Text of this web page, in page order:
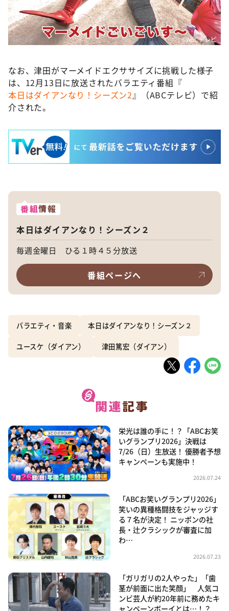
©️ABCテレビ
なお、津田がマーメイドエクササイズに挑戦した様子
は、12月13日に放送されたバラエティ番組『
本日はダイアンなり！シーズン2』（ABCテレビ）で紹
介された。
番組情報
本日はダイアンなり！シーズン２
毎週金曜日 ひる１時４５分放送
番組ページへ
バラエティ・音楽 本日はダイアンなり！シーズン２
ユースケ（ダイアン） 津田篤宏（ダイアン）
栄光は誰の手に！？「ABCお笑
いグランプリ2026」決戦は
7/26（日）生放送！ 優勝者予想
キャンペーンも実施中！
2026.07.24
「ABCお笑いグランプリ2026」
笑いの異種格闘技をジャッジす
る７名が決定！ ニッポンの社
長・辻クラシックが審査に加
わ…
2026.07.23
「ガリガリの2人やった」「歯
茎が前面に出た笑顔」 人気コ
ンビ芸人が約20年前に務めたキ
ャンペーンボーイとは…！？